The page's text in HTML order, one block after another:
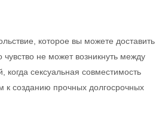
которое вы можете доставить
не может возникнуть между
сексуальная совместимость
созданию прочных долгосрочных